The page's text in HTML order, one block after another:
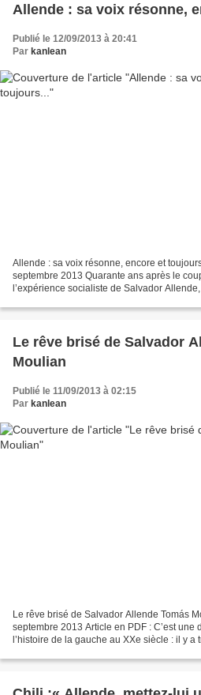
Allende : sa voix résonne,
Publié le 12/09/2013 à 20:41
Par kanlean
Allende : sa voix résonne, encore et
septembre 2013 Quarante ans après le
l’expérience socialiste de Salvador
Le rêve brisé de Salvador
Moulian
Publié le 11/09/2013 à 02:15
Par kanlean
Le rêve brisé de Salvador Allende Tomás
septembre 2013 Article en PDF : C’est une
l’histoire de la gauche au XXe siècle : il y a